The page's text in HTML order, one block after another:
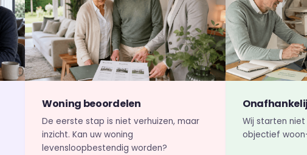
Woning beoordelen
De eerste stap is niet verhuizen, maar
inzicht. Kan uw woning
levensloopbestendig worden?
Wij starten
objectief